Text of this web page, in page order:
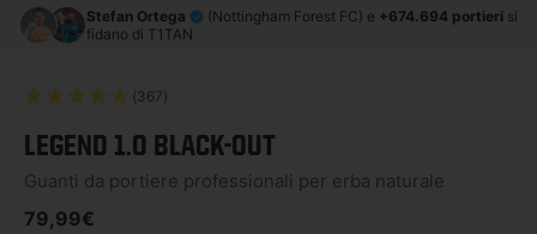
Stefan Ortega (Nottingham Forest FC) e +674.694 portieri si
fidano di T1TAN
(367)
LEGEND 1.0 BLACK-OUT
Guanti da portiere professionali per erba naturale
Prezzo di listino
79,99€